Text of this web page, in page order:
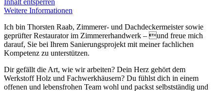
Weitere Informationen
Ich bin Thorsten Raab, Zimmerer- und Dachdeckermeister sowie
geprüfter Restaurator im Zimmererhandwerk – und freue mich
darauf, Sie bei Ihrem Sanierungsprojekt mit meiner fachlichen
Kompetenz zu unterstützen.
Dir gefällt die Art, wie wir arbeiten? Dein Herz gehört dem
Werkstoff Holz und Fachwerkhäusern? Du fühlst dich in einem
offenen und lebensfrohen Team wohl und packst selbstständig und